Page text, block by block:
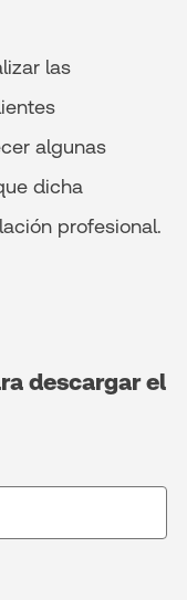
las
algunas
dicha
profesional.
descargar el